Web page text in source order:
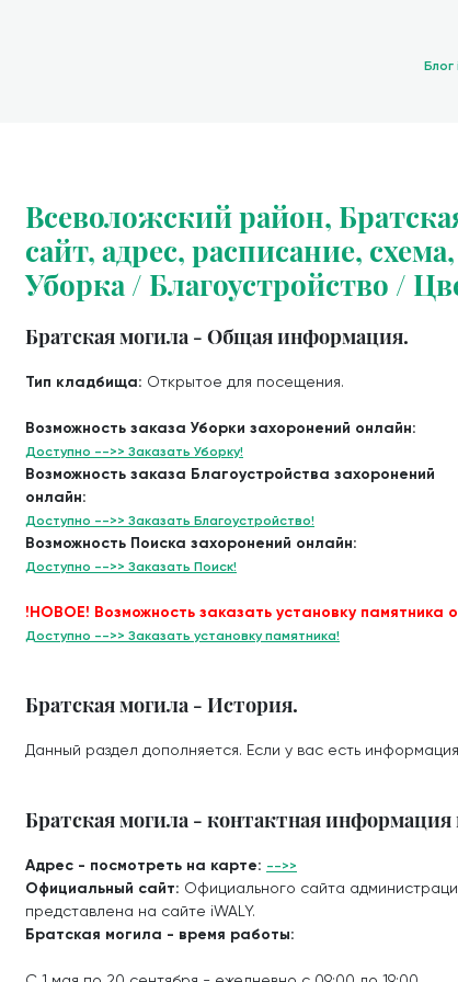
Блог
Всеволожский район,
сайт, адрес, расписание,
Уборка / Благоустройство /
Братская могила - Общая информация.
Тип кладбища: Открытое для посещения.
Возможность заказа Уборки захоронений онлайн:
Доступно -->> Заказать Уборку!
Возможность заказа Благоустройства захоронений
онлайн:
Доступно -->> Заказать Благоустройство!
Возможность Поиска захоронений онлайн:
Доступно -->> Заказать Поиск!
!НОВОЕ! Возможность заказать установку памятника
Доступно -->> Заказать установку памятника!
Братская могила - История.
Данный раздел дополняется. Если у вас есть
Братская могила - контактная
Адрес - посмотреть на карте: -->>
Официальный сайт: Официального сайта
представлена на сайте iWALY.
Братская могила - время работы: